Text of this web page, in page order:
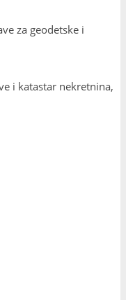
za geodetske i
i katastar nekretnina,